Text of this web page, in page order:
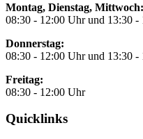
Montag, Dienstag, Mittwoch:
08:30 - 12:00 Uhr und 13:30 -
Donnerstag:
08:30 - 12:00 Uhr und 13:30 -
Freitag:
08:30 - 12:00 Uhr
Quicklinks